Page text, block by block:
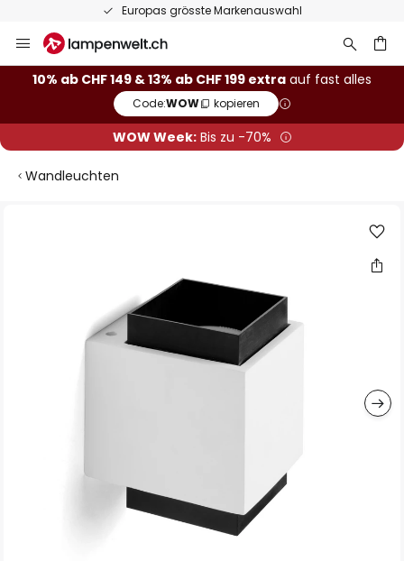
Europas grösste Markenauswahl
Inhalt
springen
10% ab CHF 149 & 13% ab CHF 199 extra auf fast alles
Code:WOW kopieren
WOW Week:Bis zu -70%
Wandleuchten